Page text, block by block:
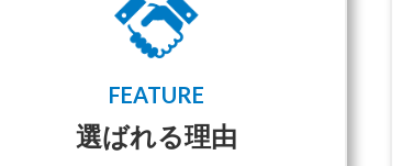
FEATURE
選ばれる理由